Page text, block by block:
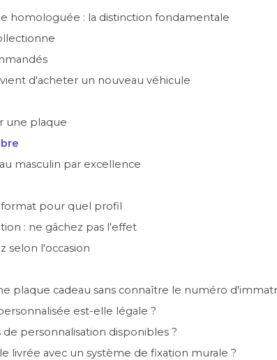
homologuée : la distinction fondamentale
d'acheter un nouveau véhicule
une plaque
masculin par excellence
pour quel profil
: ne gâchez pas l'effet
selon l'occasion
plaque cadeau sans connaître le numéro
est-elle légale ?
personnalisation disponibles ?
livrée avec un système de fixation murale ?